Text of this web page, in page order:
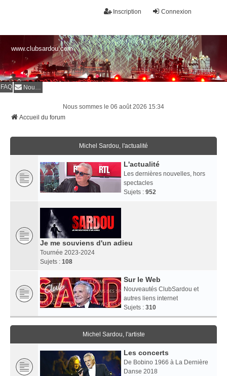
Connexion
Inscription
www.clubsardou.com
FAQ Nous contacter
Nous sommes le 06 août 2026 15:34
Accueil du forum
Michel Sardou, l'actualité
L'actualité
Les dernières nouvelles, hors
spectacles
Sujets : 952
Je me souviens d'un adieu
Tournée 2023-2024
Sujets : 108
Sur le Web
Nouveautés ClubSardou et
autres liens internet
Sujets : 310
Michel Sardou, l'artiste
Les concerts
De Bobino 1966 à La Dernière
Danse 2018